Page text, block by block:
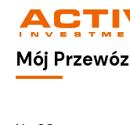
Mój Przewóz